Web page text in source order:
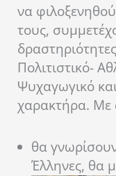
να
τους,
Πολιτιστικό-
Ψυχαγωγικό
χαρακτήρα. Με
θα
Έλληνες, θα